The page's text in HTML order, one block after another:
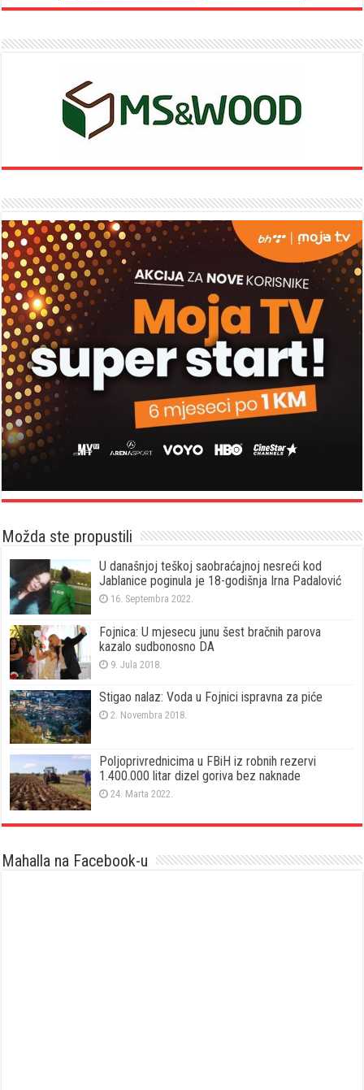
Možda ste propustili
U današnjoj teškoj saobraćajnoj nesreći kod
Jablanice poginula je 18-godišnja Irna Padalović
16. Septembra 2022.
Fojnica: U mjesecu junu šest bračnih parova
kazalo sudbonosno DA
9. Jula 2018.
Stigao nalaz: Voda u Fojnici ispravna za piće
2. Novembra 2018.
Poljoprivrednicima u FBiH iz robnih rezervi
1.400.000 litar dizel goriva bez naknade
24. Marta 2022.
Mahalla na Facebook-u